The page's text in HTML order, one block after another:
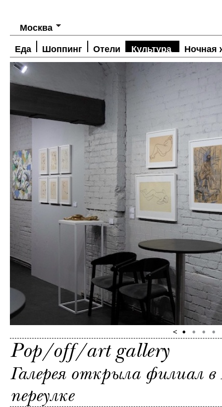
Москва
Еда Шоппинг Отели Культура Ночная
Pop/off/art gallery
Галерея открыла филиал
переулке